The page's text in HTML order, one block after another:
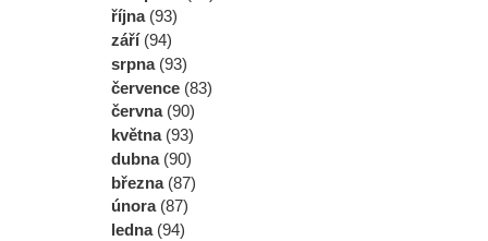
října (93)
září (94)
srpna (93)
července (83)
června (90)
května (93)
dubna (90)
března (87)
února (87)
ledna (94)